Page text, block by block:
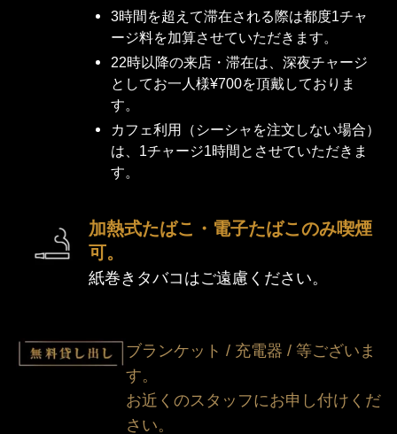
3時間を超えて滞在される際は都度1チャ
ージ料を加算させていただきます。
22時以降の来店・滞在は、深夜チャージ
としてお一人様¥700を頂戴しておりま
す。
カフェ利用（シーシャを注文しない場合）
は、1チャージ1時間とさせていただきま
す。
加熱式たばこ・電子たばこのみ喫煙
可。
紙巻きタバコはご遠慮ください。
ブランケット / 充電器 / 等ございま
す。
お近くのスタッフにお申し付けくだ
さい。